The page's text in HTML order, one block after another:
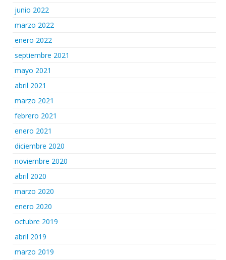
junio 2022
marzo 2022
enero 2022
septiembre 2021
mayo 2021
abril 2021
marzo 2021
febrero 2021
enero 2021
diciembre 2020
noviembre 2020
abril 2020
marzo 2020
enero 2020
octubre 2019
abril 2019
marzo 2019